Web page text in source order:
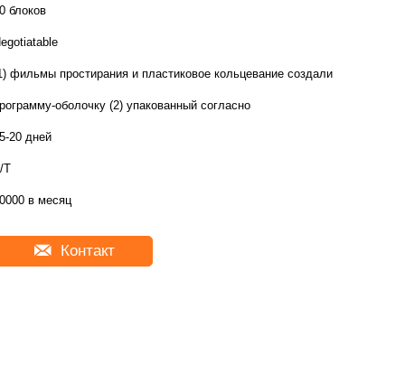
блоков
фильмы простирания и пластиковое кольцевание создали
оболочку (2) упакованный согласно
20 дней
T
в месяц
Контакт